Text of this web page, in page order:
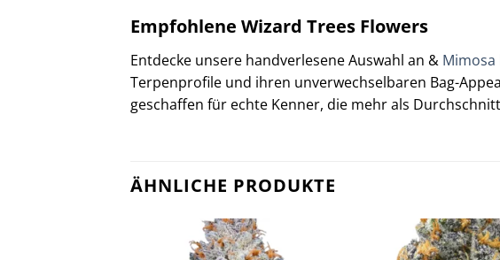
Empfohlene Wizard Trees Flowers
Entdecke unsere handverlesene Auswahl an &
Terpenprofile und ihren unverwechselbaren Bag-
geschaffen für echte Kenner, die mehr als
ÄHNLICHE PRODUKTE